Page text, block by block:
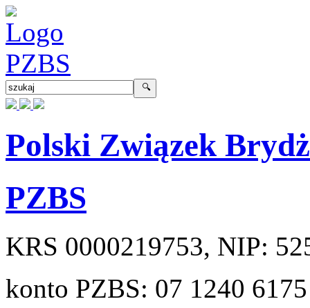
Polski Związek
PZBS
KRS 0000219753, NIP:
konto PZBS: 07 1240